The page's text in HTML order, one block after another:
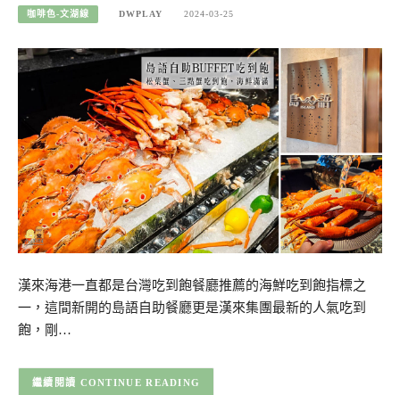
咖啡色-文湖線 DWPLAY 2024-03-25
漢來海港一直都是台灣吃到飽餐廳推薦的海鮮吃到飽指標之
一，這間新開的島語自助餐廳更是漢來集團最新的人氣吃到
飽，剛…
CONTINUE READING